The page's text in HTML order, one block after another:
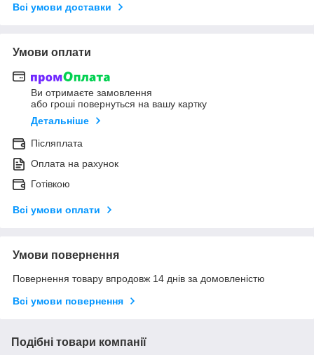
Всі умови доставки
Умови оплати
Ви отримаєте замовлення
або гроші повернуться на вашу картку
Детальніше
Післяплата
Оплата на рахунок
Готівкою
Всі умови оплати
Умови повернення
Повернення товару впродовж 14 днів за домовленістю
Всі умови повернення
Подібні товари компанії